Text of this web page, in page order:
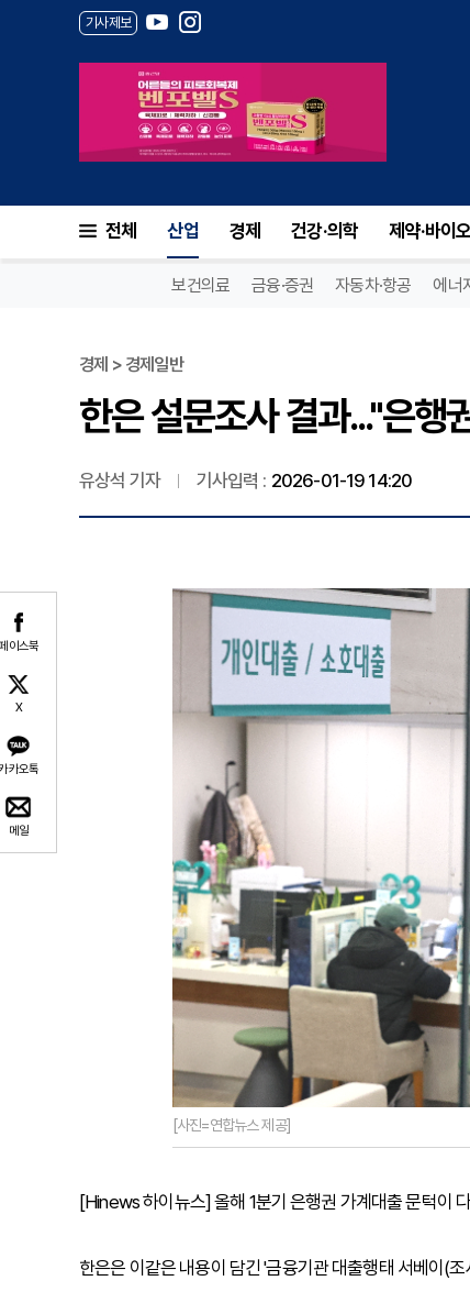
기사제보
전체 산업 경제 건강·의학 제약·바이오
보건의료 금융·증권 자동차·항공 에너
이스북
X
카오톡
메일
경제 > 경제일반
한은 설문조사 결과..."은행
유상석 기자 기사입력 : 2026-01-19 14:20
[사진=연합뉴스 제공]
[Hinews 하이뉴스] 올해 1분기 은행권 가계대출 문턱이
한은은 이같은 내용이 담긴 '금융기관 대출행태 서베이(